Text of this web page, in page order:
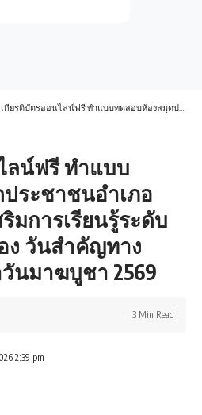
เกียรติบัตรออนไลน์ฟรี ทำแบบทดสอบห้องสมุดประชาชนอำเภอแม่จัน ศูนย์ส่งเสริมการเรียนรู้ระดับอำเภอแม่จัน เรื่อง วันสำคัญทางพระพุทธศาสนาวันมาฆบูชา 2569
ลน์ฟรี ทำแบบ
ระชาชนอำเภอ
มการเรียนรู้ระดับ
ง วันสำคัญทาง
นมาฆบูชา 2569
2:39 pm
3 Min Read